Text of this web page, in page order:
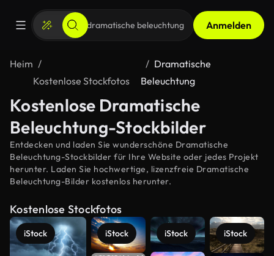
Anmelden
Heim
Kostenlose Stockfotos
Dramatische
Beleuchtung
Kostenlose Dramatische
Beleuchtung-Stockbilder
Entdecken und laden Sie wunderschöne Dramatische
Beleuchtung-Stockbilder für Ihre Website oder jedes Projekt
herunter. Laden Sie hochwertige, lizenzfreie Dramatische
Beleuchtung-Bilder kostenlos herunter.
Kostenlose Stockfotos
iStock iStock iStock iStock